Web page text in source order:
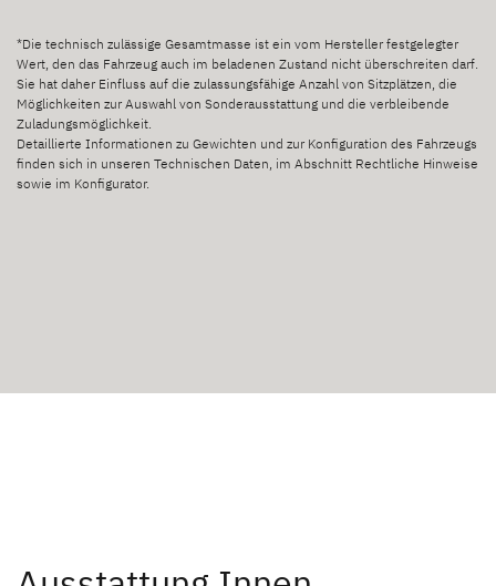
*Die technisch zulässige Gesamtmasse ist ein vom Hersteller festgelegter
Wert, den das Fahrzeug auch im beladenen Zustand nicht überschreiten darf.
Sie hat daher Einfluss auf die zulassungsfähige Anzahl von Sitzplätzen, die
Möglichkeiten zur Auswahl von Sonderausstattung und die verbleibende
Zuladungsmöglichkeit.
Detaillierte Informationen zu Gewichten und zur Konfiguration des Fahrzeugs
finden sich in unseren Technischen Daten, im Abschnitt Rechtliche Hinweise
sowie im Konfigurator.